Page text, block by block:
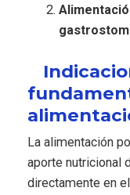
La alimentación
aporte nutricional
directamente en